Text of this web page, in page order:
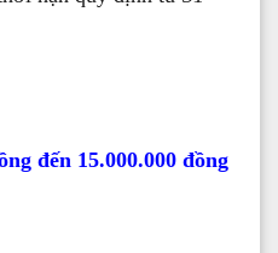
đến 15.000.000 đồng